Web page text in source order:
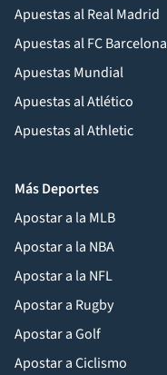
Apuestas al Real Madrid
Apuestas al FC Barcelona
Apuestas Mundial
Apuestas al Atlético
Apuestas al Athletic
Más Deportes
Apostar a la MLB
Apostar a la NBA
Apostar a la NFL
Apostar a Rugby
Apostar a Golf
Apostar a Ciclismo